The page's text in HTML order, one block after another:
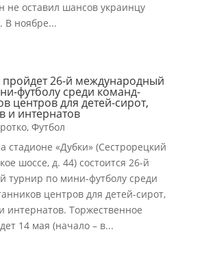
не оставил шансов украинцу
В ноябре...
пройдет 26-й международный
футболу среди команд-
центров для детей-сирот,
и интернатов
, Футбол
стадионе «Дубки» (Сестрорецкий
шоссе, д. 44) состоится 26-й
турнир по мини-футболу среди
центров для детей-сирот,
интернатов. Торжественное
14 мая (начало – в...